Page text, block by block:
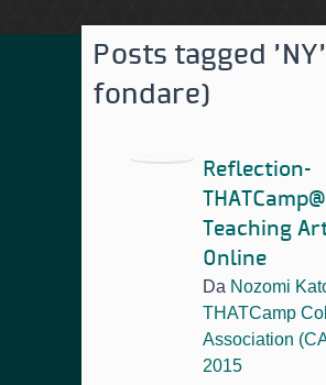
Posts tagged 'NY'
fondare)
Reflection-
Teaching
Online
Da Nozomi
THATCamp
Association
2015